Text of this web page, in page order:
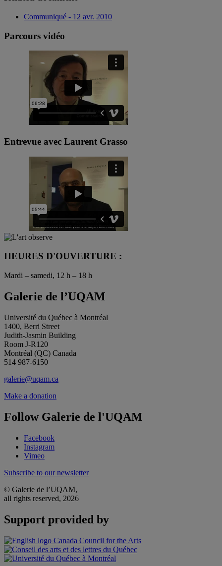
Communiqué - 12 avr. 2010
Parcours vidéo
Entrevue avec Laurent Grasso
HEURES D'OUVERTURE :
Mardi – samedi, 12 h – 18 h
Galerie de l’UQAM
Université du Québec à Montréal
1400, Berri Street
Judith-Jasmin Building
Room J-R120
Montréal (QC) Canada
514 987-6150
galerie@uqam.ca
Make a donation
Follow Galerie de l'UQAM
Facebook
Instagram
Vimeo
Subscribe to our newsletter
© Galerie de l’UQAM,
all rights reserved, 2026
Support provided by